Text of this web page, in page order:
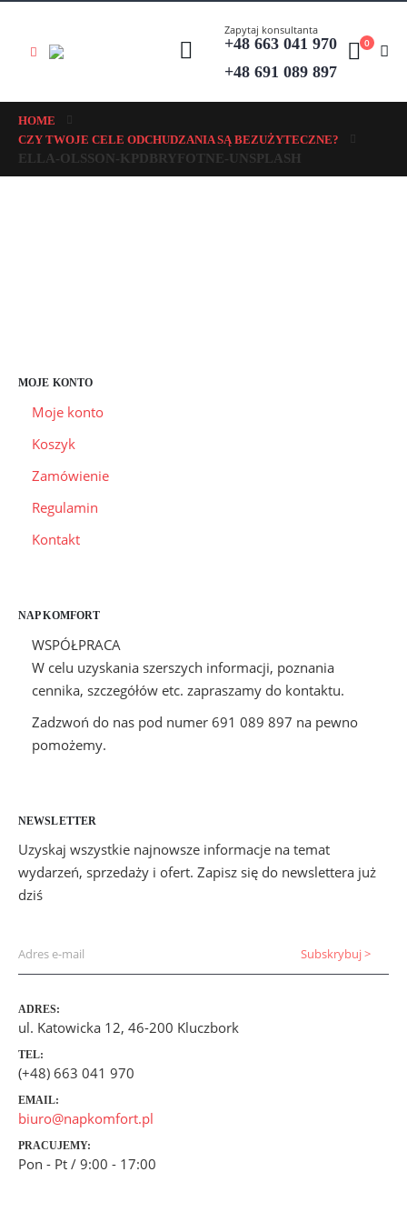
Zapytaj konsultanta
+48 663 041 970
+48 691 089 897
0
HOME
CZY TWOJE CELE ODCHUDZANIA SĄ BEZUŻYTECZNE?
ELLA-OLSSON-KPDBRYFOTNE-UNSPLASH
MOJE KONTO
Moje konto
Koszyk
Zamówienie
Regulamin
Kontakt
NAP KOMFORT
WSPÓŁPRACA
W celu uzyskania szerszych informacji, poznania
cennika, szczegółów etc. zapraszamy do kontaktu.
Zadzwoń do nas pod numer 691 089 897 na pewno
pomożemy.
NEWSLETTER
Uzyskaj wszystkie najnowsze informacje na temat
wydarzeń, sprzedaży i ofert. Zapisz się do newslettera już
dziś
ADRES:
ul. Katowicka 12, 46-200 Kluczbork
TEL:
(+48) 663 041 970
EMAIL:
biuro@napkomfort.pl
PRACUJEMY:
Pon - Pt / 9:00 - 17:00